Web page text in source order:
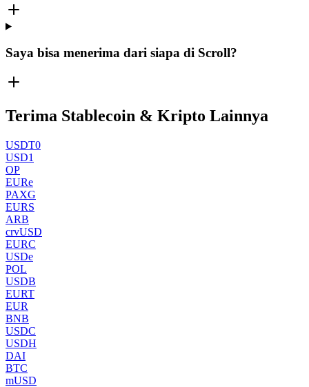
Saya bisa menerima dari siapa di Scroll?
Terima Stablecoin & Kripto Lainnya
USDT0
USD1
OP
EURe
PAXG
EURS
ARB
crvUSD
EURC
USDe
POL
USDB
EURT
EUR
BNB
USDC
USDH
DAI
BTC
mUSD